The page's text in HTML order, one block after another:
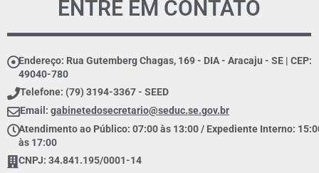
ENTRE EM CONTATO
Endereço: Rua Gutemberg Chagas, 169 - DIA - Aracaju - SE | CEP:
49040-780
Telefone: (79) 3194-3367 - SEED
Email: gabinetedosecretario@seduc.se.gov.br
Atendimento ao Público: 07:00 às 13:00 / Expediente Interno:
às 17:00
CNPJ: 34.841.195/0001-14